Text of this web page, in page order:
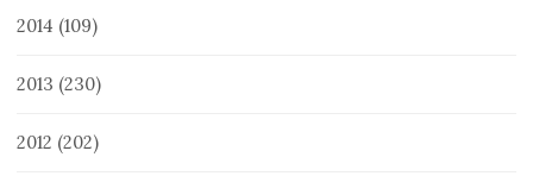
2014 (109)
2013 (230)
2012 (202)